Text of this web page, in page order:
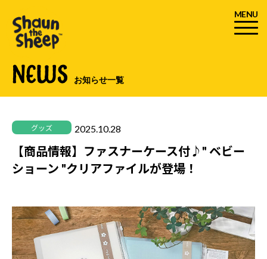
MENU
NEWS お知らせ一覧
グッズ 2025.10.28
【商品情報】ファスナーケース付♪" ベビー
ショーン "クリアファイルが登場！